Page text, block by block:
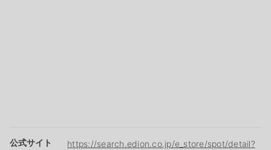
公式サイト
https://search.edion.co.jp/e_store/spot/detail?